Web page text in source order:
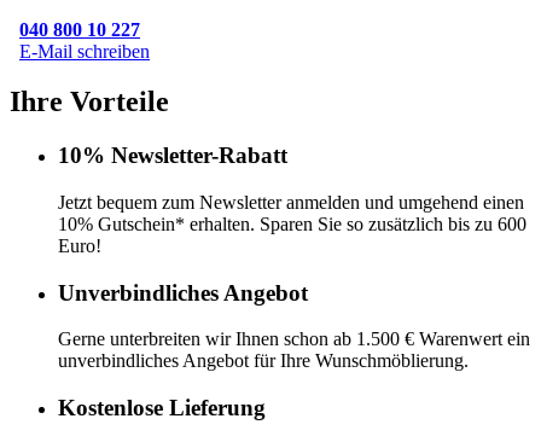
040 800 10 227
E-Mail schreiben
Ihre Vorteile
10% Newsletter-Rabatt
Jetzt bequem zum Newsletter anmelden und umgehend einen
10% Gutschein* erhalten. Sparen Sie so zusätzlich bis zu 600
Euro!
Unverbindliches Angebot
Gerne unterbreiten wir Ihnen schon ab 1.500 € Warenwert ein
unverbindliches Angebot für Ihre Wunschmöblierung.
Kostenlose Lieferung